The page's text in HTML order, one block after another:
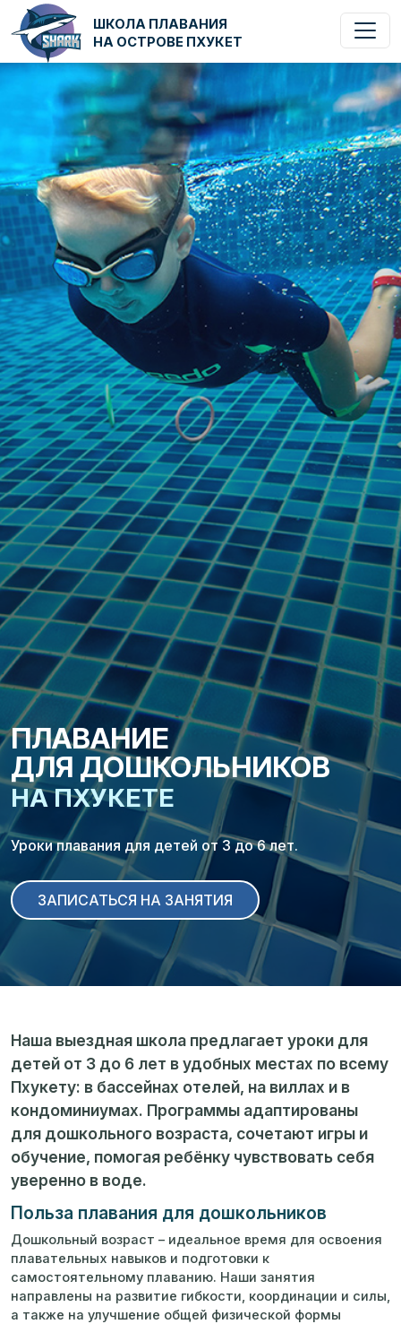
ШКОЛА ПЛАВАНИЯ
НА ОСТРОВЕ ПХУКЕТ
ПЛАВАНИЕ
ДЛЯ ДОШКОЛЬНИКОВ
НА ПХУКЕТЕ
Уроки плавания для детей от 3 до 6 лет.
ЗАПИСАТЬСЯ НА ЗАНЯТИЯ
Наша выездная школа предлагает уроки для
детей от 3 до 6 лет в удобных местах по всему
Пхукету: в бассейнах отелей, на виллах и в
кондоминиумах. Программы адаптированы
для дошкольного возраста, сочетают игры и
обучение, помогая ребёнку чувствовать себя
уверенно в воде.
Польза плавания для дошкольников
Дошкольный возраст – идеальное время для освоения
плавательных навыков и подготовки к
самостоятельному плаванию. Наши занятия
направлены на развитие гибкости, координации и силы,
а также на улучшение общей физической формы